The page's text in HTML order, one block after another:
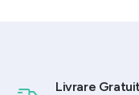
Livrare